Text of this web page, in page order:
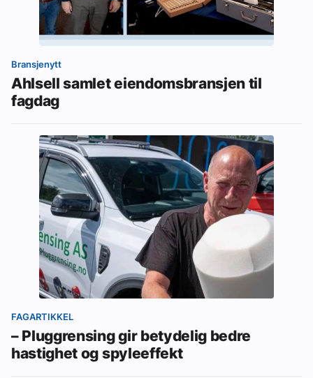
Bransjenytt
Ahlsell samlet eiendomsbransjen til
fagdag
FAGARTIKKEL
– Pluggrensing gir betydelig bedre
hastighet og spyleeffekt